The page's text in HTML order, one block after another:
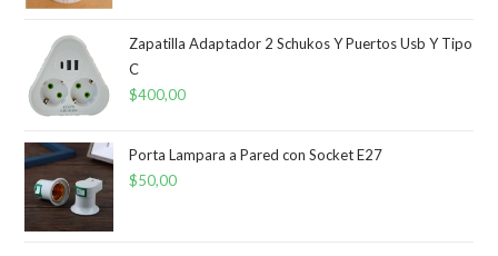
Zapatilla Adaptador 2 Schukos Y Puertos Usb Y Tipo
C
$400,00
Porta Lampara a Pared con Socket E27
$50,00